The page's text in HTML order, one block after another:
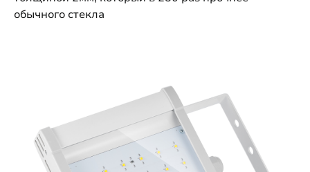
обычного стекла